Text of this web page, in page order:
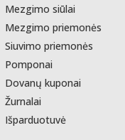
Mezgimo siūlai
Mezgimo priemonės
Siuvimo priemonės
Pomponai
Dovanų kuponai
Žurnalai
Išparduotuvė